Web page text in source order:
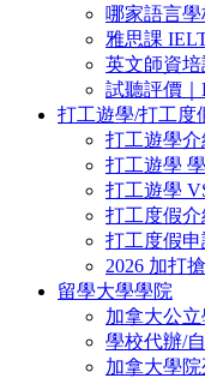
哪家語言學
雅思課
英文師資培
試聽評價｜
打工遊學/打工度
打工遊學介
打工遊學
打工遊學
打工度假介
打工度假
2026 加打
留學大學學院
加拿大公
學校代辦/
加拿大學